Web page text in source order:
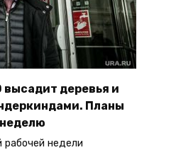
высадит деревья и
Планы
недели